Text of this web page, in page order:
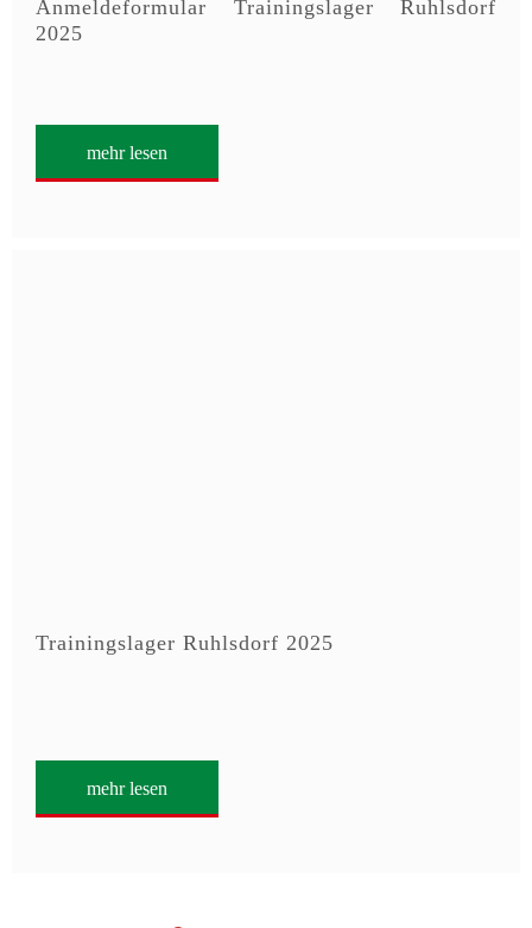
Anmeldeformular Trainingslager Ruhlsdorf
2025
mehr lesen
Trainingslager Ruhlsdorf 2025
mehr lesen